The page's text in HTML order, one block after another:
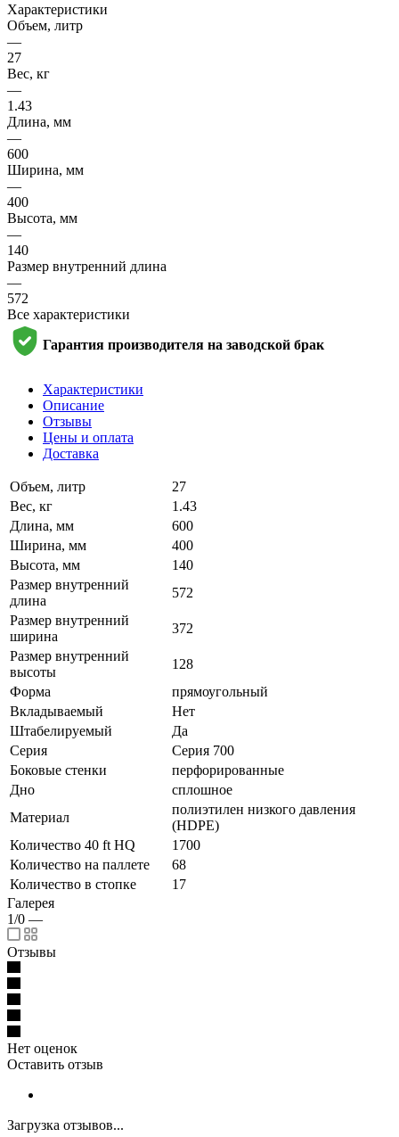
Характеристики
Объем, литр
—
27
Вес, кг
—
1.43
Длина, мм
—
600
Ширина, мм
—
400
Высота, мм
—
140
Размер внутренний длина
—
572
Все характеристики
Гарантия производителя на заводской брак
Характеристики
Описание
Отзывы
Цены и оплата
Доставка
Объем, литр
27
Вес, кг
1.43
Длина, мм
600
Ширина, мм
400
Высота, мм
140
Размер внутренний
длина
572
Размер внутренний
ширина
372
Размер внутренний
высоты
128
Форма
прямоугольный
Вкладываемый
Нет
Штабелируемый
Да
Серия
Серия 700
Боковые стенки
перфорированные
Дно
сплошное
Материал
полиэтилен низкого давления
(HDPE)
Количество 40 ft HQ
1700
Количество на паллете
68
Количество в стопке
17
Галерея
1/0 —
Отзывы
Нет оценок
Оставить отзыв
Загрузка отзывов...